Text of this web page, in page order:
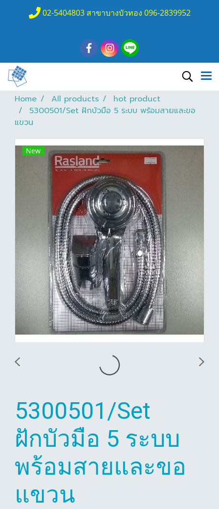
02-5404803 สาขาบางบัวทอง 096-2839952
Home All products
hot product
5300501/Set ฝักบัวมือ 5 ระบบ พร้อมสายและขอ
แขวน
New
5300501/Set
ฝักบัวมือ 5 ระบบ
พร้อมสายและขอ
แขวน